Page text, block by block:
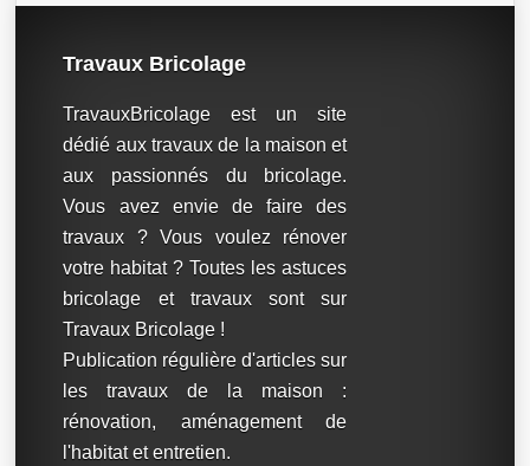
Travaux Bricolage
TravauxBricolage est un site
dédié aux travaux de la maison et
aux passionnés du bricolage.
Vous avez envie de faire des
travaux ? Vous voulez rénover
votre habitat ? Toutes les astuces
bricolage et travaux sont sur
Travaux Bricolage !
Publication régulière d'articles sur
les travaux de la maison :
rénovation, aménagement de
l'habitat et entretien.